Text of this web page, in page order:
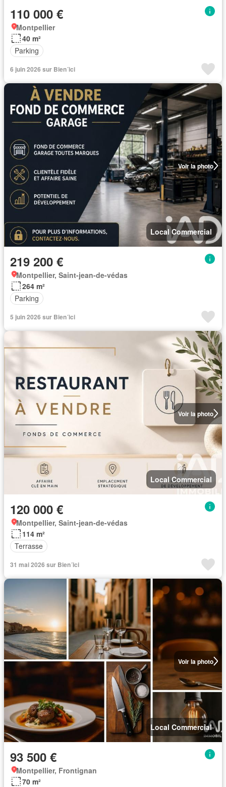
110 000 €
Montpellier
40 m²
Parking
6 juin 2026 sur Bien´ici
Voir la photo
Local Commercial
219 200 €
Montpellier, Saint-jean-de-védas
264 m²
Parking
5 juin 2026 sur Bien´ici
Voir la photo
Local Commercial
120 000 €
Montpellier, Saint-jean-de-védas
114 m²
Terrasse
31 mai 2026 sur Bien´ici
Voir la photo
Local Commercial
93 500 €
Montpellier, Frontignan
70 m²